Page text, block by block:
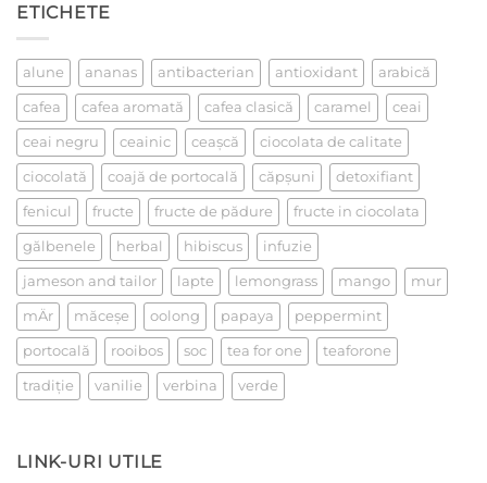
iubire,
ETICHETE
alune ananas antibacterian antioxidant arabică
cafea cafea aromată cafea clasică caramel ceai
ceai negru ceainic ceaşcă ciocolata de calitate
ciocolată coajă de portocală căpşuni detoxifiant
fenicul fructe fructe de pădure fructe in ciocolata
gălbenele herbal hibiscus infuzie
jameson and tailor lapte lemongrass mango mur
mÄr măceşe oolong papaya peppermint
portocală rooibos soc tea for one teaforone
tradiţie vanilie verbina verde
LINK-URI UTILE